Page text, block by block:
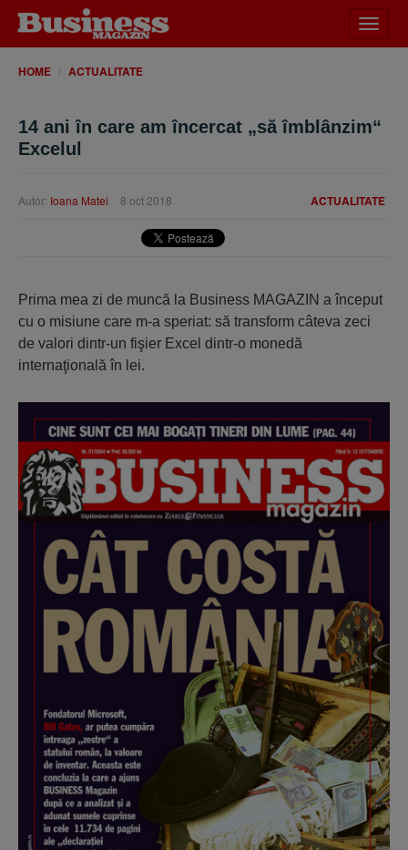
meniu
HOME ACTUALITATE
14 ani în care am încercat „să îmblânzim“
Excelul
ACTUALITATE
Autor: Ioana Matei 8 oct 2018
Prima mea zi de muncă la Business MAGAZIN a început
cu o misiune care m-a speriat: să transform câteva zeci
de valori dintr-un fişier Excel dintr-o monedă
internaţională în lei.